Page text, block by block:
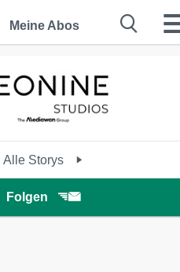
Meine Abos
Alle Storys
Folgen